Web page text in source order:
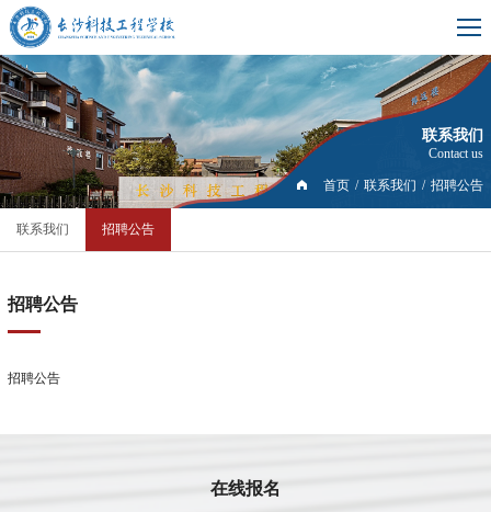
联系我们
Contact us
首页 / 联系我们 / 招聘公告
联系我们 招聘公告
招聘公告
招聘公告
在线报名